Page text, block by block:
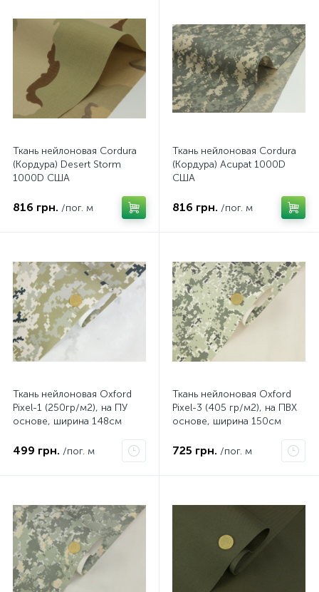
Ткань нейлоновая Cordura
(Кордура) Desert Storm
1000D США
816 грн. /пог. м
Ткань нейлоновая Cordura
(Кордура) Acupat 1000D
США
816 грн. /пог. м
Ткань нейлоновая Oxford
Pixel-1 (250гр/м2), на ПУ
основе, ширина 148см
499 грн. /пог. м
Ткань нейлоновая Oxford
Pixel-3 (405 гр/м2), на ПВХ
основе, ширина 150см
725 грн. /пог. м